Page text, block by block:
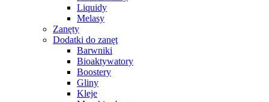
Liquidy
Melasy
Zanęty
Dodatki do zanęt
Barwniki
Bioaktywatory
Boostery
Gliny
Kleje